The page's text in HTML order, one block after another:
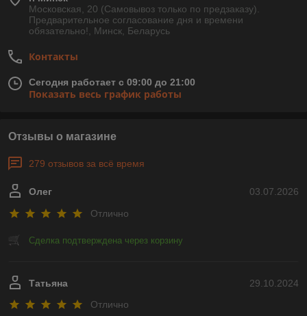
Московская, 20 (Самовывоз только по предзаказу).
Предварительное согласование дня и времени
обязательно!, Минск, Беларусь
Контакты
Сегодня работает с 09:00 до 21:00
Показать весь график работы
Отзывы о магазине
279 отзывов за всё время
03.07.2026
Олег
Отлично
Сделка подтверждена через корзину
29.10.2024
Татьяна
Отлично